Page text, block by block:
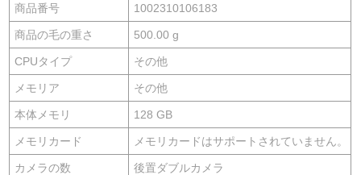
商品番号 1002310106183
商品の毛の重さ 500.00 g
CPUタイプ その他
メモリア その他
本体メモリ 128 GB
メモリカード メモリカードはサポートされていません。
カメラの数 後置ダブルカメラ